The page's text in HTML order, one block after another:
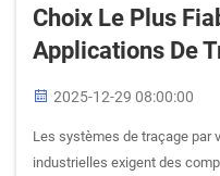
Choix Le Plus
Applications De
2025-12-29 08:00:00
Les systèmes de traçage par
industrielles exigent des